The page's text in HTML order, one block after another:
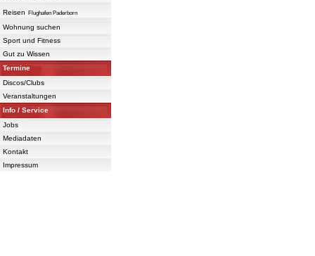
Reisen Flughafen Paderborn
Wohnung suchen
Sport und Fitness
Gut zu Wissen
Termine
Discos/Clubs
Veranstaltungen
Info / Service
Jobs
Mediadaten
Kontakt
Impressum